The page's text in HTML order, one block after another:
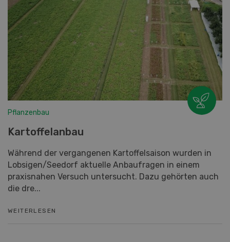
Pflanzenbau
Kartoffelanbau
Während der vergangenen Kartoffelsaison wurden in
Lobsigen/Seedorf aktuelle Anbaufragen in einem
praxisnahen Versuch untersucht. Dazu gehörten auch
die dre...
WEITERLESEN